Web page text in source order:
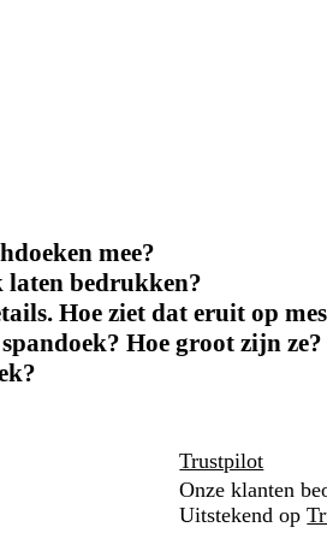
mee?
laten bedrukken?
Hoe ziet dat eruit op
Hoe groot zijn ze?
Trustpilot
Onze klanten
Uitstekend op